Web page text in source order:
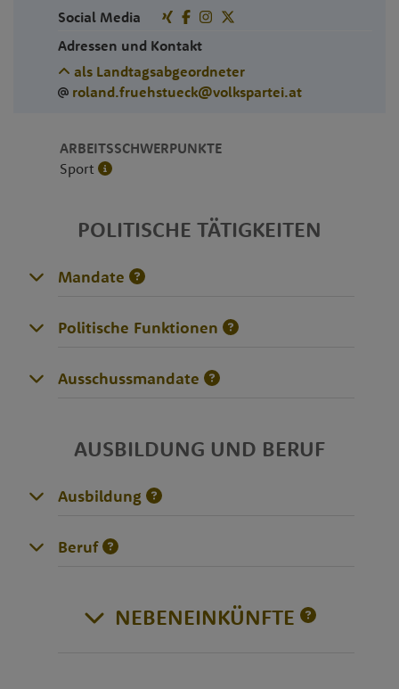
Social Media
Adressen und Kontakt
als Landtagsabgeordneter
roland.fruehstueck@volkspartei.at
ARBEITSSCHWERPUNKTE
Sport
POLITISCHE TÄTIGKEITEN
Mandate
Politische Funktionen
Ausschussmandate
AUSBILDUNG UND BERUF
Ausbildung
Beruf
NEBENEINKÜNFTE